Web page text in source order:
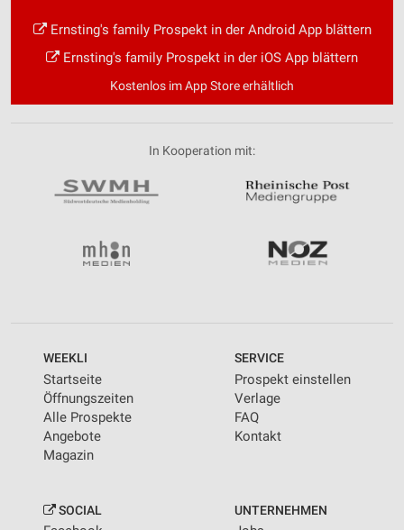
Ernsting's family Prospekt in der Android App blättern
Ernsting's family Prospekt in der iOS App blättern
Kostenlos im App Store erhältlich
In Kooperation mit:
WEEKLI
Startseite
Öffnungszeiten
Alle Prospekte
Angebote
Magazin
SERVICE
Prospekt einstellen
Verlage
FAQ
Kontakt
SOCIAL UNTERNEHMEN